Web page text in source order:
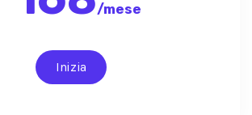
/mese
Inizia